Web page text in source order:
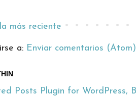
más reciente
a: Enviar comentarios (Atom)